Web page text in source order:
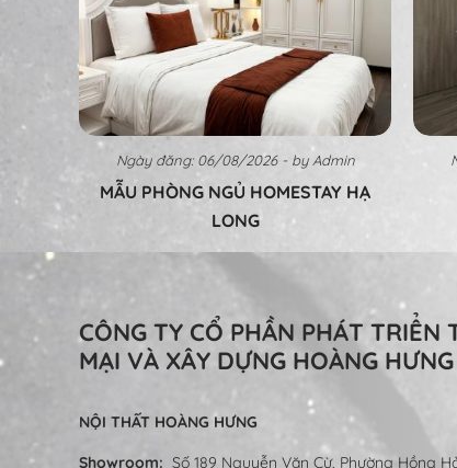
Ngày đăng: 06/08/2026 - by Admin
MẪU PHÒNG NGỦ HOMESTAY HẠ
LONG
CÔNG TY CỔ PHẦN PHÁT TRIỂN
MẠI VÀ XÂY DỰNG HOÀNG HƯNG
NỘI THẤT HOÀNG HƯNG
Showroom: Số 189 Nguyễn Văn Cừ, Phường Hồng